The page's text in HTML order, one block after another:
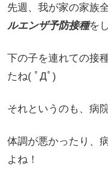
先週、我が家の家族
ルエンザ予防接種を
下の子を連れての接
たね( ﾟДﾟ)
それというのも、病院
体調が悪かったり、
よね！